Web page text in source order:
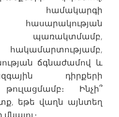
համակարգի
պառակտմամբ,
ճգնաժամով և
դիրքերի
Ինչի՞
եթե վաղն այնտեղ